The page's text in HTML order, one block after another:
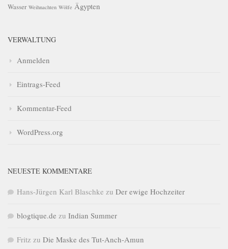
Wasser Weihnachten Wölfe Ägypten
VERWALTUNG
Anmelden
Eintrags-Feed
Kommentar-Feed
WordPress.org
NEUESTE KOMMENTARE
Hans-Jürgen Karl Blaschke zu Der ewige Hochzeiter
blogtique.de zu Indian Summer
Fritz zu Die Maske des Tut-Anch-Amun